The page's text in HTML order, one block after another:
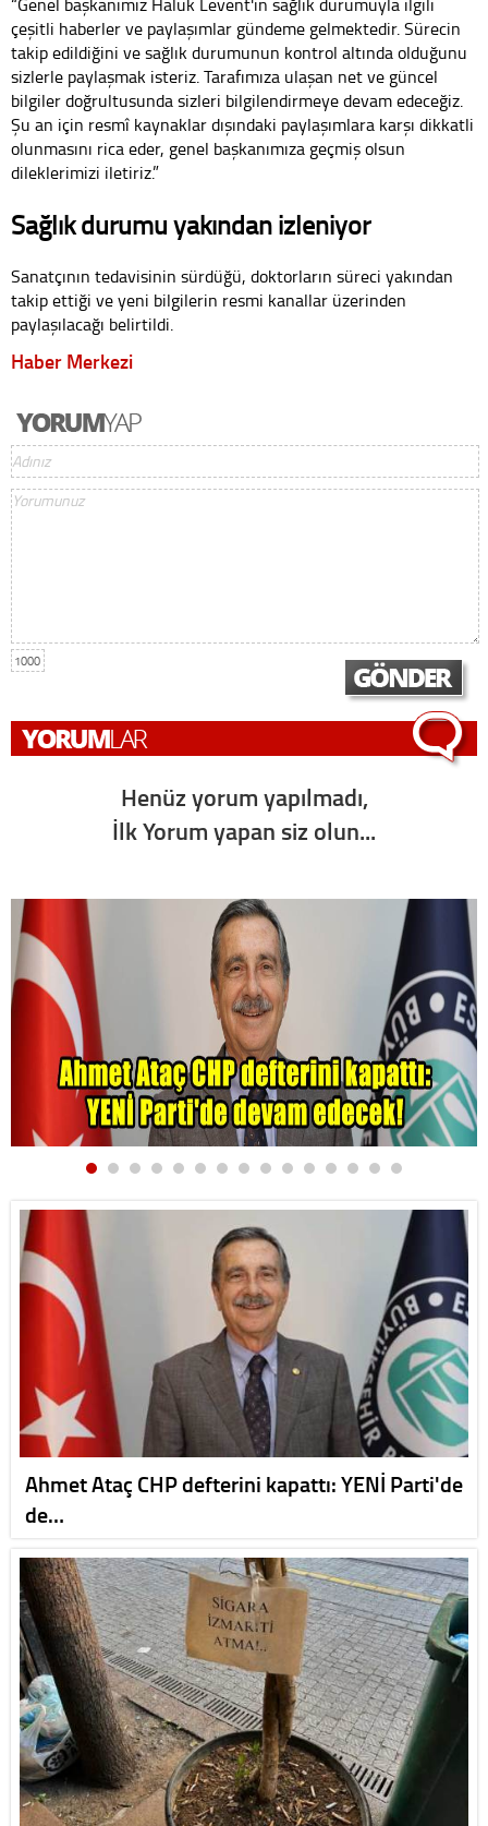
çeşitli haberler ve paylaşımlar gündeme gelmektedir. Sürecin
takip edildiğini ve sağlık durumunun kontrol altında olduğunu
sizlerle paylaşmak isteriz. Tarafımıza ulaşan net ve güncel
bilgiler doğrultusunda sizleri bilgilendirmeye devam edeceğiz.
Şu an için resmî kaynaklar dışındaki paylaşımlara karşı dikkatli
olunmasını rica eder, genel başkanımıza geçmiş olsun
dileklerimizi iletiriz.”
Sağlık durumu yakından izleniyor
Sanatçının tedavisinin sürdüğü, doktorların süreci yakından
takip ettiği ve yeni bilgilerin resmi kanallar üzerinden
paylaşılacağı belirtildi.
Haber Merkezi
1000
Henüz yorum yapılmadı,
İlk Yorum yapan siz olun...
Ahmet Ataç CHP defterini kapattı: YENİ Parti'de
de…